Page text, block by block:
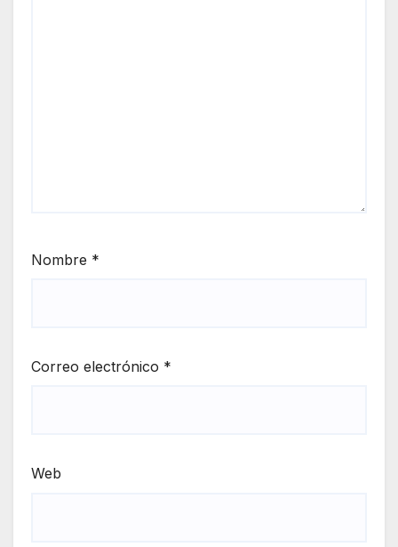
Nombre *
Correo electrónico *
Web